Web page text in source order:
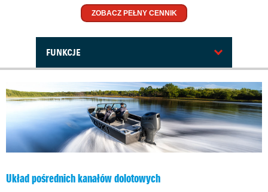
ZOBACZ PEŁNY CENNIK
FUNKCJE
Układ pośrednich kanałów dolotowych